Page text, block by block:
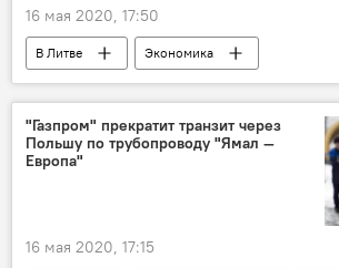
16 мая 2020, 17:50
В Литве
Экономика
Энергетика. LIVE
Литва
"Газпром" прекратит транзит через
Польшу по трубопроводу "Ямал —
Европа"
16 мая 2020, 17:15